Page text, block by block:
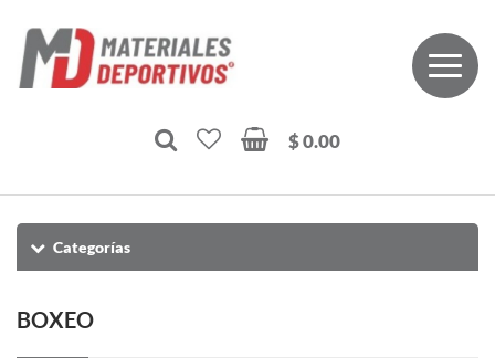
$ 0.00
Categorías
BOXEO